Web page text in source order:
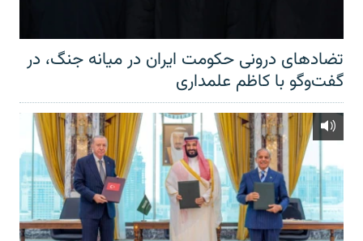
تضادهای درونی حکومت ایران در میانه جنگ، در
گفت‌‌وگو با کاظم علمداری